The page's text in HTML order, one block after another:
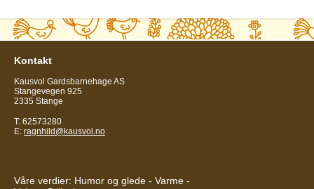
Kontakt
Kausvol Gardsbarnehage AS
Stangevegen 925
2335 Stange
T: 62573280
E: ragnhild@kausvol.no
Våre verdier: Humor og glede - Varme -